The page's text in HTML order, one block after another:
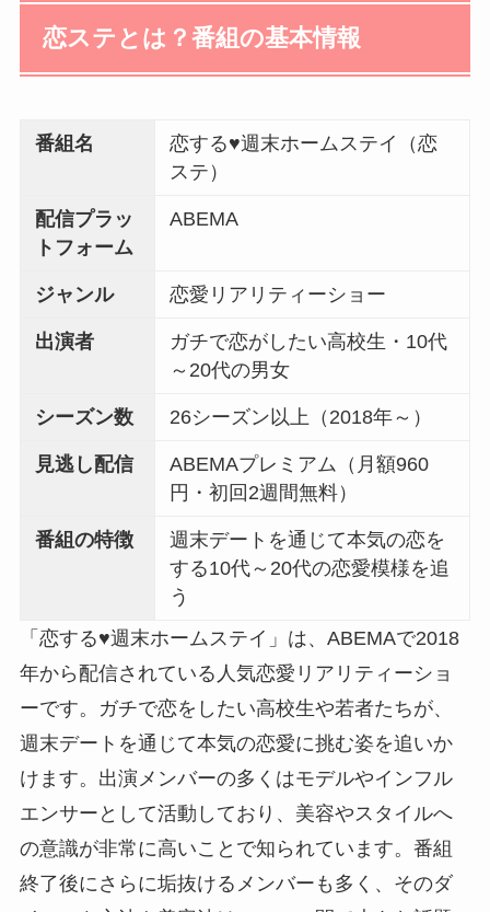
恋ステとは？番組の基本情報
番組名
恋する♥週末ホームステイ（恋
ステ）
配信プラッ
トフォーム
ABEMA
ジャンル 恋愛リアリティーショー
出演者
ガチで恋がしたい高校生・10代
～20代の男女
シーズン数 26シーズン以上（2018年～）
見逃し配信
ABEMAプレミアム（月額960
円・初回2週間無料）
番組の特徴
週末デートを通じて本気の恋を
する10代～20代の恋愛模様を追
う
「恋する♥週末ホームステイ」は、ABEMAで2018
年から配信されている人気恋愛リアリティーショ
ーです。ガチで恋をしたい高校生や若者たちが、
週末デートを通じて本気の恋愛に挑む姿を追いか
けます。出演メンバーの多くはモデルやインフル
エンサーとして活動しており、美容やスタイルへ
の意識が非常に高いことで知られています。番組
終了後にさらに垢抜けるメンバーも多く、そのダ